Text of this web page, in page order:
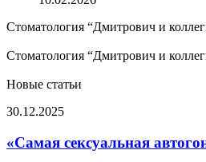
Стоматология “Дмитрович и
Стоматология “Дмитрович и
Новые статьи
«Самая
автогонщица
в
30.12.2025
«Самая сексуальная